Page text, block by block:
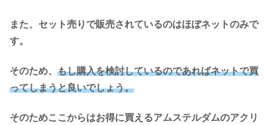
また、セット売りで販売されているのはほぼネットのみで
す。
そのため、 もし購入を検討しているのであればネットで買
ってしまうと良いでしょう。
そのためここからはお得に買えるアムステルダムのアクリ